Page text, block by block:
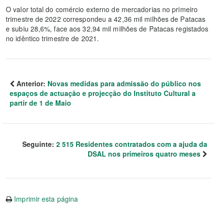
O valor total do comércio externo de mercadorias no primeiro
trimestre de 2022 correspondeu a 42,36 mil milhões de Patacas
e subiu 28,6%, face aos 32,94 mil milhões de Patacas registados
no idêntico trimestre de 2021.
Anterior: Novas medidas para admissão do público nos
espaços de actuação e projecção do Instituto Cultural a
partir de 1 de Maio
Seguinte: 2 515 Residentes contratados com a ajuda da
DSAL nos primeiros quatro meses
Imprimir esta página